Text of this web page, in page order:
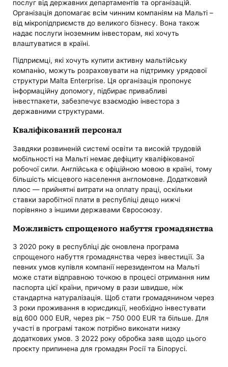
послуг від державних департаментів та організацій.
Організація допомагає всім чинним компаніям на Мальті –
від мікропідприємств до великого бізнесу. Вона також
надає послуги іноземним інвесторам, які хочуть
влаштуватися в країні.
Підприємці, які хочуть купити активну мальтійську
компанію, можуть розраховувати на підтримку урядової
структури Malta Enterprise. Ця організація пропонує
інформаційну допомогу, підбирає привабливі
інвестпакети, забезпечує взаємодію інвестора з
державними структурами.
Кваліфікований персонал
Завдяки розвиненій системі освіти та високій трудовій
мобільності на Мальті немає дефіциту кваліфікованої
робочої сили. Англійська є офіційною мовою в країні, тому
більшість місцевого населення англомовне. Додатковий
плюс — прийнятні витрати на оплату праці, оскільки
ставки заробітної плати в республіці дещо нижчі
порівняно з іншими державами Євросоюзу.
Можливість спрощеного набуття громадянства
З 2020 року в республіці діє оновлена ​​програма
спрощеного набуття громадянства через інвестиції. За
певних умов купівля компанії нерезидентом на Мальті
може стати відправною точкою в процесі отримання ним
паспорта цієї країни, причому в рази швидше, ніж
стандартна натуралізація. Щоб стати громадянином через
3 роки проживання в юрисдикції, необхідно інвестувати
від 600 000 EUR, через рік – 750 000 EUR та більше. Для
участі в програмі також потрібно виконати низку
додаткових умов. З 2022 року обробка заяв щодо цього
проєкту припинена для громадян Росії та Білорусі.